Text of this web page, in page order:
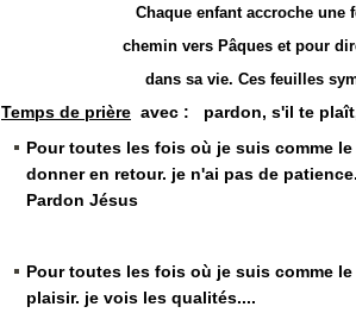
Chaque enfant accroche
chemin vers Pâques et pour
dans sa vie. Ces feuilles
Temps de prière avec : pardon, s'il te
Pour toutes les fois où je suis comme
donner en retour. je n'ai pas de
Pardon Jésus
Pour toutes les fois où je suis comme
plaisir. je vois les qualités....